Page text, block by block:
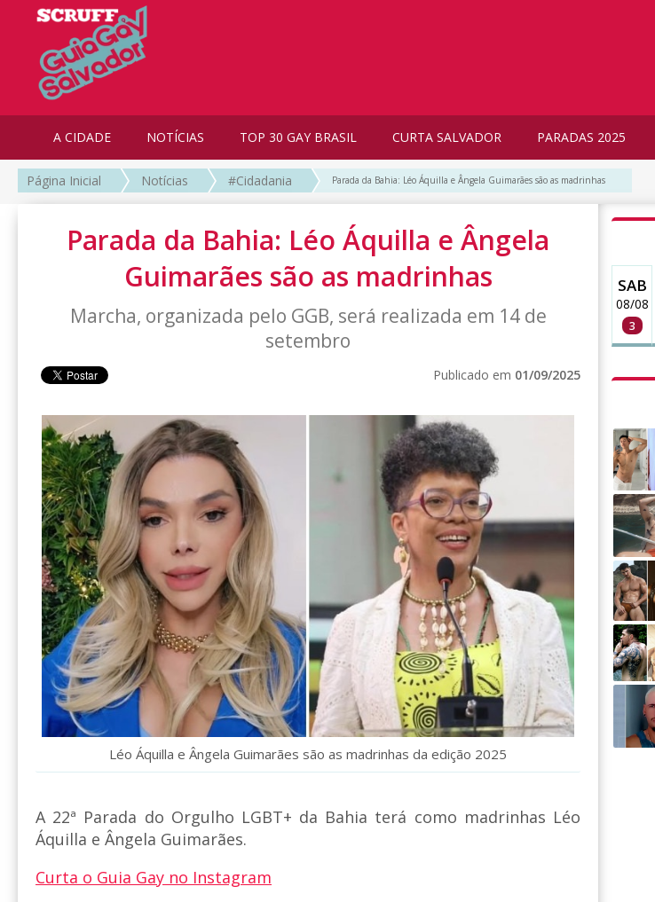
A CIDADE NOTÍCIAS TOP 30 GAY BRASIL CURTA SALVADOR PARADAS 2025
Página Inicial Notícias #Cidadania Parada da Bahia: Léo Áquilla e Ângela Guimarães são as madrinhas
Parada da Bahia: Léo Áquilla e Ângela
Guimarães são as madrinhas
Marcha, organizada pelo GGB, será realizada em 14 de
setembro
Publicado em 01/09/2025
Léo Áquilla e Ângela Guimarães são as madrinhas da edição 2025
A 22ª Parada do Orgulho LGBT+ da Bahia terá como madrinhas Léo
Áquilla e Ângela Guimarães.
Curta o Guia Gay no Instagram
SAB
08/08
3